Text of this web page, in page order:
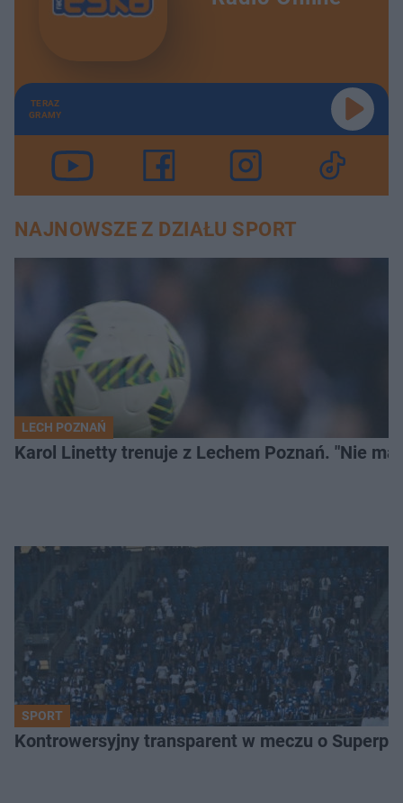
TERAZ
GRAMY
NAJNOWSZE Z DZIAŁU SPORT
LECH POZNAŃ
Karol Linetty trenuje z Lechem Poznań. "Nie ma
SPORT
Kontrowersyjny transparent w meczu o